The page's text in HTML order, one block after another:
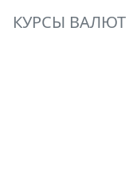
КУРСЫ ВАЛЮТ